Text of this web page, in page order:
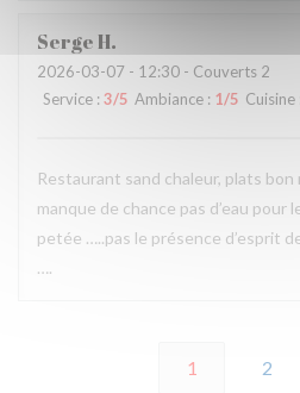
SergeH
2026-03-07 - 12:30 - Couverts 2
Service : 3/5 Ambiance : 1/5 Cuisine
Restaurant sand chaleur, plats
manque de chance pas d’eau pour
petée …..pas le présence d’esprit
….
1 2